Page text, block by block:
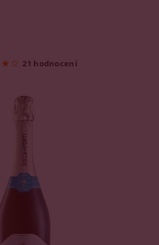
21 hodnocení